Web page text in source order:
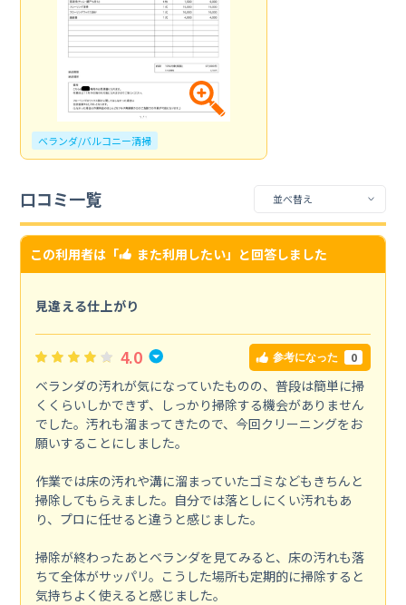
ベランダ/バルコニー清掃
口コミ一覧
この利用者は「 また利用したい」と回答しました
見違える仕上がり
4.0 参考になった 0
ベランダの汚れが気になっていたものの、普段は簡単に掃
くくらいしかできず、しっかり掃除する機会がありません
でした。汚れも溜まってきたので、今回クリーニングをお
願いすることにしました。
作業では床の汚れや溝に溜まっていたゴミなどもきちんと
掃除してもらえました。自分では落としにくい汚れもあ
り、プロに任せると違うと感じました。
掃除が終わったあとベランダを見てみると、床の汚れも落
ちて全体がサッパリ。こうした場所も定期的に掃除すると
気持ちよく使えると感じました。